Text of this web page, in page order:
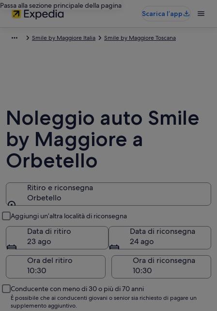
Passa alla sezione principale della pagina
Scarica l’app
Smile by Maggiore Italia Smile by Maggiore Toscana
Noleggio auto Smile
by Maggiore a
Orbetello
Ritiro e riconsegna
Orbetello
Aggiungi un’altra località di riconsegna
Data di ritiro
23 ago
Data di riconsegna
24 ago
Ora del ritiro
Ora di riconsegna
Conducente con meno di 30 o più di 70 anni
È possibile che ai conducenti giovani o senior sia richiesto di pagare un
supplemento aggiuntivo.